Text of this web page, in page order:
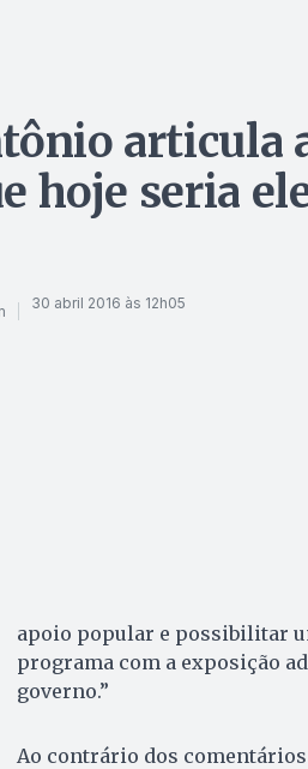
articula
hoje seria
30 abril 2016 às 12h05
apoio popular e possibilitar
programa com a exposição
governo.”
Ao contrário dos